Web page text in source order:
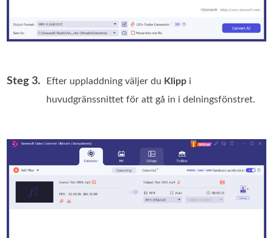
Steg 3. Efter uppladdning väljer du Klipp i
huvudgränssnittet för att gå in i delningsfönstret.